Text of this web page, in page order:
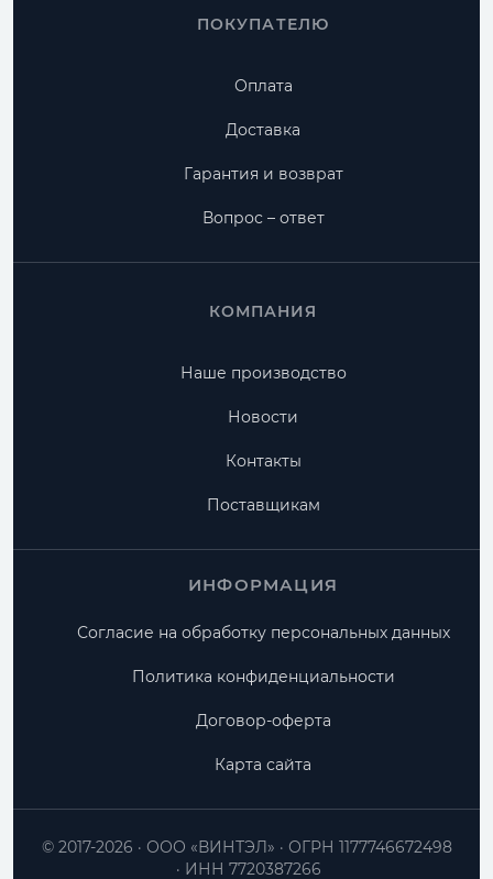
ПОКУПАТЕЛЮ
Оплата
Доставка
Гарантия и возврат
Вопрос – ответ
КОМПАНИЯ
Наше производство
Новости
Контакты
Поставщикам
ИНФОРМАЦИЯ
Согласие на обработку персональных данных
Политика конфиденциальности
Договор-оферта
Карта сайта
ООО «ВИНТЭЛ»
ОГРН 1177746672498
ИНН 7720387266
© 2017-2026